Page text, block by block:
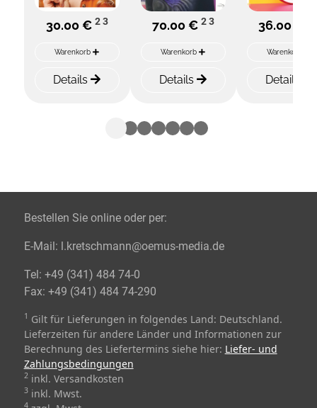
30.00 € 2 3
Warenkorb
Details
70.00 € 2 3
Warenkorb
Details
36.00 €
Warenkorb
Details
Bestellen Sie online oder per:
E-Mail: l.kretschmann@oemus-media.de
Tel: +49 (341) 484 74-0
Fax: +49 (341) 484 74-290
1 Gilt für Lieferungen in folgendes Land: Deutschland.
Lieferzeiten für andere Länder und Informationen zur
Berechnung des Liefertermins siehe hier: Liefer- und
Zahlungsbedingungen
2inkl. Versandkosten
3inkl. Mwst.
4